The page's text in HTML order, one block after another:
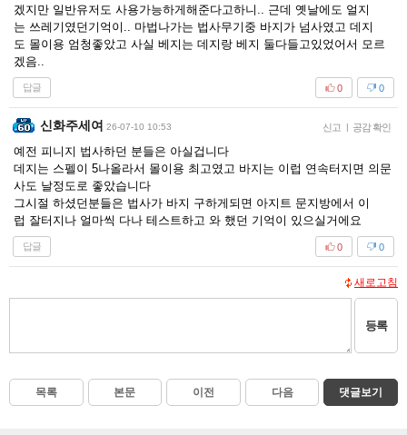
겠지만 일반유저도 사용가능하게해준다고하니.. 근데 옛날에도 얼지
는 쓰레기였던기억이.. 마법나가는 법사무기중 바지가 넘사였고 데지
도 몰이용 엄청좋았고 사실 베지는 데지랑 베지 둘다들고있었어서 모르
겠음..
답글 0
0
신화주세여 26-07-10 10:53 신고 | 공감 확인
예전 피니지 법사하던 분들은 아실겁니다
데지는 스펠이 5나올라서 몰이용 최고였고 바지는 이럽 연속터지면 의문
사도 날정도로 좋았습니다
그시절 하셨던분들은 법사가 바지 구하게되면 아지트 문지방에서 이
럽 잘터지나 얼마씩 다나 테스트하고 와 했던 기억이 있으실거에요
답글 0
0
새로고침
등록
목록 본문 이전 다음 댓글보기